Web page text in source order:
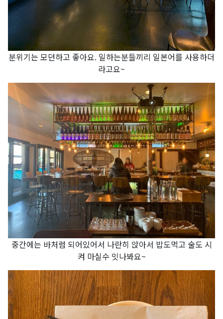
분위기는 모던하고 좋아요. 일하는분들끼리 일본어를 사용하더
라고요~
중간에는 바처럼 되어있어서 나란히 앉아서 밥도먹고 술도 시
켜 마실수 잇나봐요~